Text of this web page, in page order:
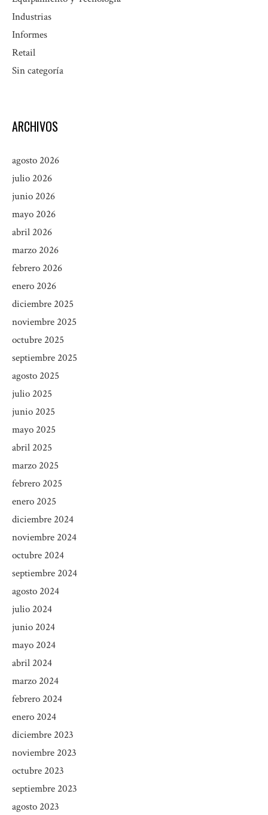
Industrias
Informes
Retail
Sin categoría
ARCHIVOS
agosto 2026
julio 2026
junio 2026
mayo 2026
abril 2026
marzo 2026
febrero 2026
enero 2026
diciembre 2025
noviembre 2025
octubre 2025
septiembre 2025
agosto 2025
julio 2025
junio 2025
mayo 2025
abril 2025
marzo 2025
febrero 2025
enero 2025
diciembre 2024
noviembre 2024
octubre 2024
septiembre 2024
agosto 2024
julio 2024
junio 2024
mayo 2024
abril 2024
marzo 2024
febrero 2024
enero 2024
diciembre 2023
noviembre 2023
octubre 2023
septiembre 2023
agosto 2023